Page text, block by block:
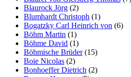
Blaurock Jörg (2)
Blumhardt Christoph (1)
Bogatzky Carl Heinrich von (6)
Böhm Martin (1)
Böhme David (1)
Böhmische Brüder(15)
Boie Nicolas (2)
Bonhoeffer Dietrich (2)